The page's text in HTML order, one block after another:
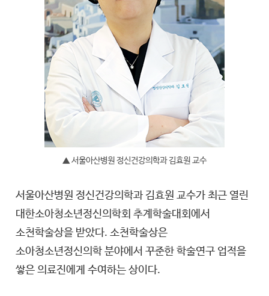
▲ 서울아산병원 정신건강의학과 김효원 교수
서울아산병원 정신건강의학과 김효원 교수가 최근 열린
대한소아청소년정신의학회 추계학술대회에서
소천학술상을 받았다. 소천학술상은
소아청소년정신의학 분야에서 꾸준한 학술연구 업적을
쌓은 의료진에게 수여하는 상이다.